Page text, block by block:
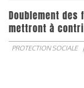
Doublement
mettront à
PROTECTION SOCIALE